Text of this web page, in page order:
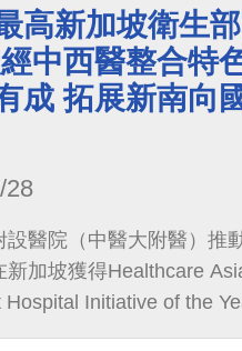
到新加坡。歷年參訪層級
27日到訪，深入了解中醫
醫整合治療成果與中醫
高新加坡衛生
中西醫整合特
成 拓展新南向
28
設醫院（中醫大附醫）推
新加坡獲得Healthcare
Initiative of the